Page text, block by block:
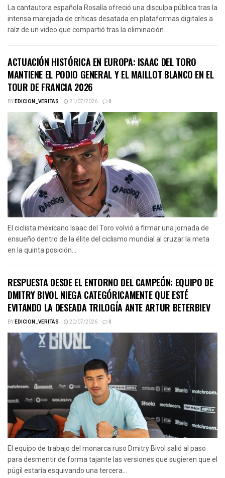
La cantautora española Rosalía ofreció una disculpa pública tras la
intensa marejada de críticas desatada en plataformas digitales a
raíz de un video que compartió tras la eliminación...
ACTUACIÓN HISTÓRICA EN EUROPA: ISAAC DEL TORO
MANTIENE EL PODIO GENERAL Y EL MAILLOT BLANCO EN EL
TOUR DE FRANCIA 2026
BYEDICION_VERITAS 21/07/2026 0
El ciclista mexicano Isaac del Toro volvió a firmar una jornada de
ensueño dentro de la élite del ciclismo mundial al cruzar la meta
en la quinta posición...
RESPUESTA DESDE EL ENTORNO DEL CAMPEÓN: EQUIPO DE
DMITRY BIVOL NIEGA CATEGÓRICAMENTE QUE ESTÉ
EVITANDO LA DESEADA TRILOGÍA ANTE ARTUR BETERBIEV
BYEDICION_VERITAS 20/07/2026 0
El equipo de trabajo del monarca ruso Dmitry Bivol salió al paso
para desmentir de forma tajante las versiones que sugieren que el
púgil estaría esquivando una tercera...